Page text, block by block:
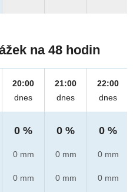
na 48 hodin
20:00
dnes
0 %
0 mm
0 mm
21:00
dnes
0 %
0 mm
0 mm
22:00
dnes
0 %
0 mm
0 mm